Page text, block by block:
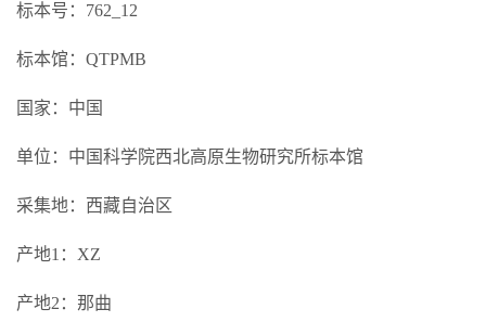
标本号：762_12
标本馆：QTPMB
国家：中国
单位：中国科学院西北高原生物研究所标本馆
采集地：西藏自治区
产地1：XZ
产地2：那曲